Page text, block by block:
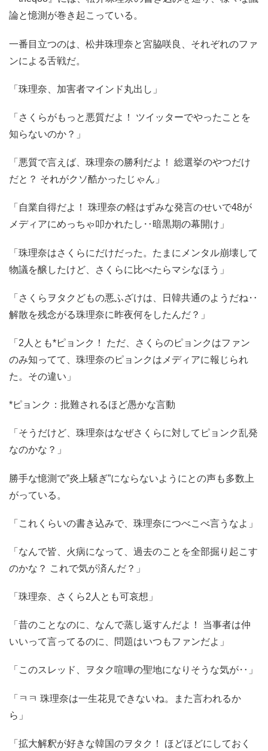
論と憶測が巻き起こっている。
一番目立つのは、松井珠理奈と宮脇咲良、それぞれのファ
ンによる舌戦だ。
「珠理奈、加害者マインド丸出し」
「さくらがもっと悪質だよ！ ツイッターでやったことを
知らないのか？」
「悪質で言えば、珠理奈の勝利だよ！ 総選挙のやつだけ
だと？ それがクソ酷かったじゃん」
「自業自得だよ！ 珠理奈の軽はずみな発言のせいで48が
メディアにめっちゃ叩かれたし‥暗黒期の幕開け」
「珠理奈はさくらにだけだった。たまにメンタル崩壊して
物議を醸したけど、さくらに比べたらマシなほう」
「さくらヲタクどもの悪ふざけは、日韓共通のようだね‥
解散を残念がる珠理奈に昨夜何をしたんだ？」
「2人とも*ピョンク！ ただ、さくらのピョンクはファン
のみ知ってて、珠理奈のピョンクはメディアに報じられ
た。その違い」
*ピョンク：批難されるほど愚かな言動
「そうだけど、珠理奈はなぜさくらに対してピョンク乱発
なのかな？」
勝手な憶測で”炎上騒ぎ”にならないようにとの声も多数上
がっている。
「これくらいの書き込みで、珠理奈につべこべ言うなよ」
「なんで皆、火病になって、過去のことを全部掘り起こす
のかな？ これで気が済んだ？」
「珠理奈、さくら2人とも可哀想」
「昔のことなのに、なんで蒸し返すんだよ！ 当事者は仲
いいって言ってるのに、問題はいつもファンだよ」
「このスレッド、ヲタク喧嘩の聖地になりそうな気が‥」
「ㅋㅋ 珠理奈は一生花見できないね。また言われるか
ら」
「拡大解釈が好きな韓国のヲタク！ ほどほどにしておく